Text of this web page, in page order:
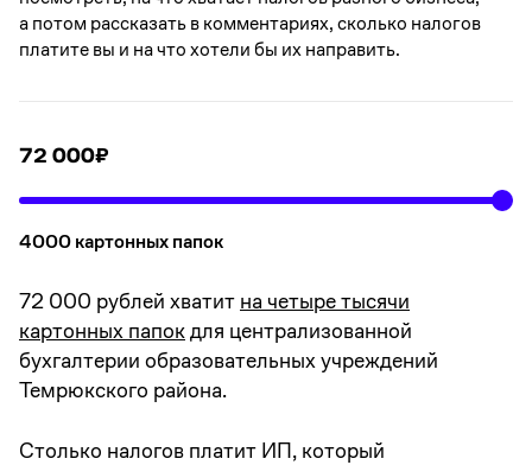
а потом рассказать в комментариях, сколько налогов
платите вы и на что хотели бы их направить.
72 000₽
4000 картонных папок
72 000 рублей хватит на четыре тысячи
картонных папокдля централизованной
бухгалтерии образовательных учреждений
Темрюкского района.
Столько налогов платит ИП, который